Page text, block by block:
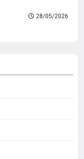
28/05/2026